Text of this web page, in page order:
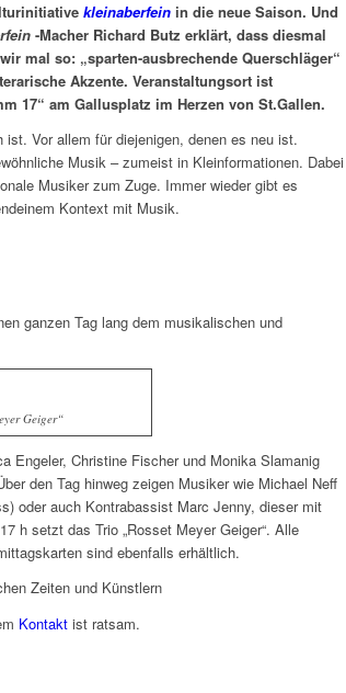
kleinaberfein in die neue Saison. Und
-Macher Richard Butz erklärt, dass diesmal
mal so: „sparten-ausbrechende Querschläger“
Akzente. Veranstaltungsort ist
17“ am Gallusplatz im Herzen von St.Gallen.
ist. Vor allem für diejenigen, denen es neu ist.
Musik – zumeist in Kleinformationen. Dabei
Musiker zum Zuge. Immer wieder gibt es
Kontext mit Musik.
ganzen Tag lang dem musikalischen und
Geiger“
Engeler, Christine Fischer und Monika Slamanig
den Tag hinweg zeigen Musiker wie Michael Neff
oder auch Kontrabassist Marc Jenny, dieser mit
h setzt das Trio „Rosset Meyer Geiger“. Alle
sind ebenfalls erhältlich.
Zeiten und Künstlern
Kontakt ist ratsam.